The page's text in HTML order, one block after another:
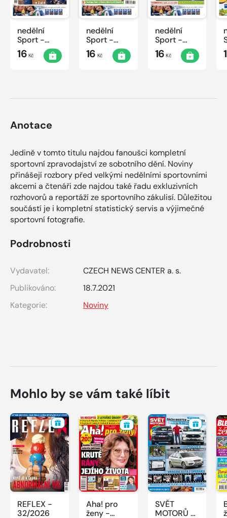
nedělní
Sport -
25/2022
16 Kč
nedělní
Sport -
24/2022
16 Kč
nedělní
Sport -
23/2022
16 Kč
Anotace
Jedině v tomto titulu najdou fanoušci kompletní
sportovní zpravodajství ze sobotního dění. Noviny
přinášejí rozbory před velkými nedělními sportovními
akcemi a čtenáři zde najdou také řadu exkluzivních
rozhovorů a reportáží ze sportovního zákulisí. Důležitou
součástí je i kompletní statistický servis a výjimečné
sportovní fotografie.
Podrobnosti
Vydavatel:
CZECH NEWS CENTER a. s.
Publikováno:
18.7.2021
Kategorie:
Noviny
Mohlo by se vám také líbit
REFLEX -
32/2026
Aha! pro
ženy -
SVĚT
MOTORŮ -